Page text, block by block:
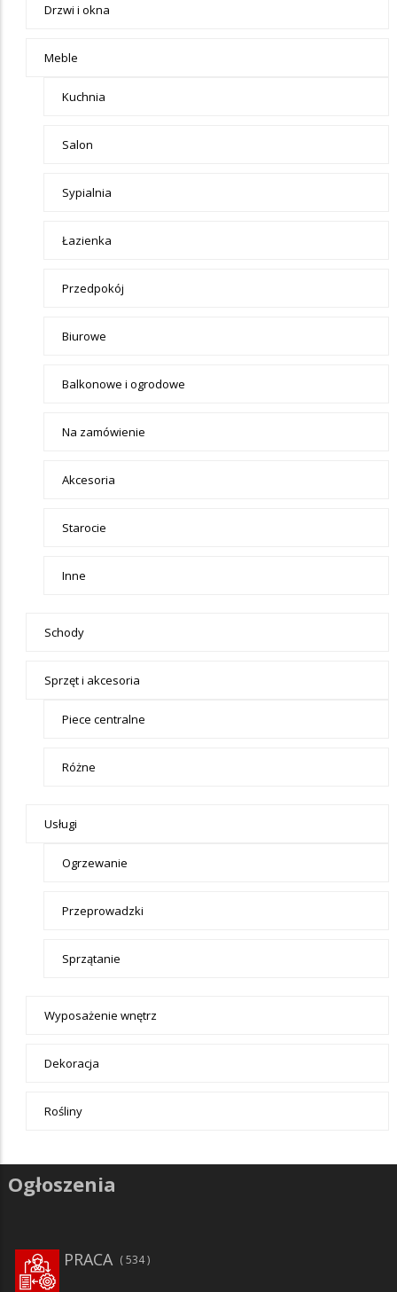
menu-Dom
Drzwi i okna
Meble
Kuchnia
Salon
Sypialnia
Łazienka
Przedpokój
Biurowe
Balkonowe i ogrodowe
Na zamówienie
Akcesoria
Starocie
Inne
Schody
Sprzęt i akcesoria
Piece centralne
Różne
Usługi
Ogrzewanie
Przeprowadzki
Sprzątanie
Wyposażenie wnętrz
Dekoracja
Rośliny
Ogłoszenia
PRACA 534